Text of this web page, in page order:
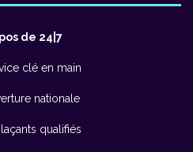
de 24|7
clé en main
nationale
qualifiés